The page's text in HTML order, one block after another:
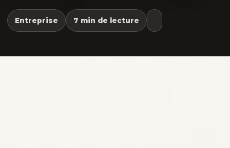
Entreprise 7 min de lecture